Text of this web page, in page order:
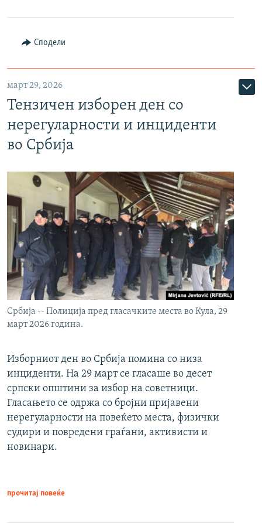
Сподели
март 29, 2026
Тензичен изборен ден со
нерегуларности и инциденти
во Србија
Србија -- Полиција пред гласачките места во Кула, 29
март 2026 година.
Изборниот ден во Србија помина со низа
инциденти. На 29 март се гласаше во десет
српски општини за избор на советници.
Гласањето се одржа со бројни пријавени
нерегуларности на повеќето места, физички
судири и повредени граѓани, активисти и
новинари.
прочитај повеќе